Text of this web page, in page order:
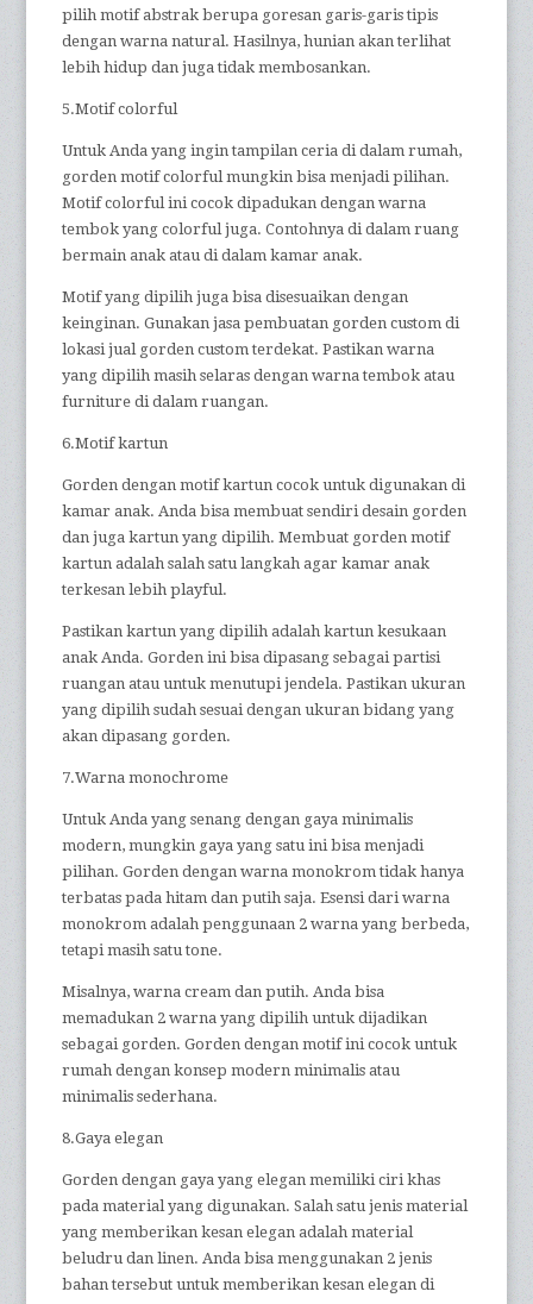
pilih motif abstrak berupa goresan garis-garis tipis
dengan warna natural. Hasilnya, hunian akan terlihat
lebih hidup dan juga tidak membosankan.
5.Motif colorful
Untuk Anda yang ingin tampilan ceria di dalam rumah,
gorden motif colorful mungkin bisa menjadi pilihan.
Motif colorful ini cocok dipadukan dengan warna
tembok yang colorful juga. Contohnya di dalam ruang
bermain anak atau di dalam kamar anak.
Motif yang dipilih juga bisa disesuaikan dengan
keinginan. Gunakan jasa pembuatan gorden custom di
lokasi jual gorden custom terdekat. Pastikan warna
yang dipilih masih selaras dengan warna tembok atau
furniture di dalam ruangan.
6.Motif kartun
Gorden dengan motif kartun cocok untuk digunakan di
kamar anak. Anda bisa membuat sendiri desain gorden
dan juga kartun yang dipilih. Membuat gorden motif
kartun adalah salah satu langkah agar kamar anak
terkesan lebih playful.
Pastikan kartun yang dipilih adalah kartun kesukaan
anak Anda. Gorden ini bisa dipasang sebagai partisi
ruangan atau untuk menutupi jendela. Pastikan ukuran
yang dipilih sudah sesuai dengan ukuran bidang yang
akan dipasang gorden.
7.Warna monochrome
Untuk Anda yang senang dengan gaya minimalis
modern, mungkin gaya yang satu ini bisa menjadi
pilihan. Gorden dengan warna monokrom tidak hanya
terbatas pada hitam dan putih saja. Esensi dari warna
monokrom adalah penggunaan 2 warna yang berbeda,
tetapi masih satu tone.
Misalnya, warna cream dan putih. Anda bisa
memadukan 2 warna yang dipilih untuk dijadikan
sebagai gorden. Gorden dengan motif ini cocok untuk
rumah dengan konsep modern minimalis atau
minimalis sederhana.
8.Gaya elegan
Gorden dengan gaya yang elegan memiliki ciri khas
pada material yang digunakan. Salah satu jenis material
yang memberikan kesan elegan adalah material
beludru dan linen. Anda bisa menggunakan 2 jenis
bahan tersebut untuk memberikan kesan elegan di